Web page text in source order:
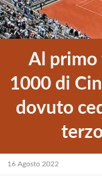
Al primo
1000 di
dovuto
16 Agosto 2022